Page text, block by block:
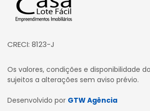
CRECI: 8123-J
Os valores, condições e disponibilidade
sujeitos a alterações sem aviso prévio.
Desenvolvido por GTW Agência